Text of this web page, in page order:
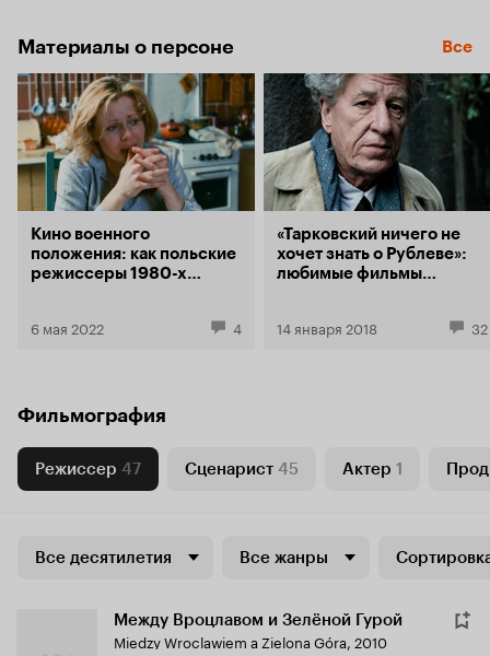
Материалы о персоне Все
Кино военного
положения: как польские
режиссеры 1980-х
6 мая 2022 4
«Тарковский ничего не
хочет знать о Рублеве»:
любимые фильмы
14 января 2018 32
Фильмография
Режиссер 47 Сценарист 45 Актер 1
Все десятилетия Все жанры
Между Вроцлавом и Зелёной Гурой
Miedzy Wroclawiem a Zielona Góra, 2010